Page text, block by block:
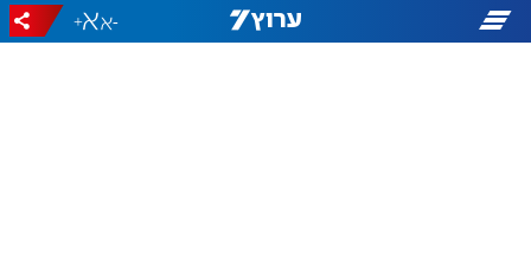
-
+